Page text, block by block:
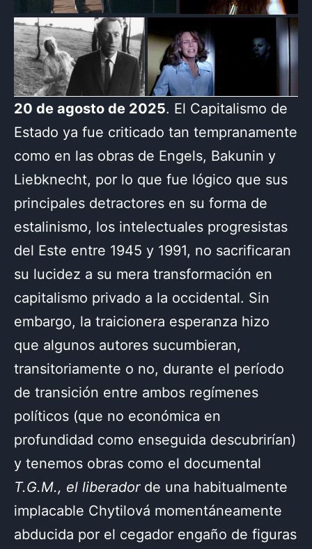
20 de agosto de 2025. El Capitalismo de
Estado ya fue criticado tan tempranamente
como en las obras de Engels, Bakunin y
Liebknecht, por lo que fue lógico que sus
principales detractores en su forma de
estalinismo, los intelectuales progresistas
del Este entre 1945 y 1991, no sacrificaran
su lucidez a su mera transformación en
capitalismo privado a la occidental. Sin
embargo, la traicionera esperanza hizo
que algunos autores sucumbieran,
transitoriamente o no, durante el período
de transición entre ambos regímenes
políticos (que no económica en
profundidad como enseguida descubrirían)
y tenemos obras como el documental
T.G.M., el liberadorde una habitualmente
implacable Chytilová momentáneamente
abducida por el cegador engaño de figuras